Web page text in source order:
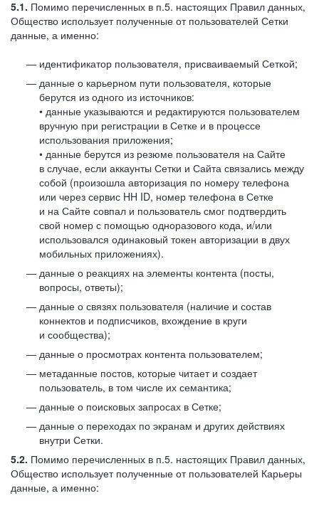
5.1. Помимо перечисленных в п.5. настоящих Правил данных,
Общество использует полученные от пользователей Сетки
данные, а именно:
идентификатор пользователя, присваиваемый Сеткой;
данные о карьерном пути пользователя, которые
берутся из одного из источников:
• данные указываются и редактируются пользователем
вручную при регистрации в Сетке и в процессе
использования приложения;
• данные берутся из резюме пользователя на Сайте
в случае, если аккаунты Сетки и Сайта связались между
собой (произошла авторизация по номеру телефона
или через сервис HH ID, номер телефона в Сетке
и на Сайте совпал и пользователь смог подтвердить
свой номер с помощью одноразового кода, и/или
использовался одинаковый токен авторизации в двух
мобильных приложениях).
данные о реакциях на элементы контента (посты,
вопросы, ответы);
данные о связях пользователя (наличие и состав
коннектов и подписчиков, вхождение в круги
и сообщества);
данные о просмотрах контента пользователем;
метаданные постов, которые читает и создает
пользователь, в том числе их семантика;
данные о поисковых запросах в Сетке;
данные о переходах по экранам и других действиях
внутри Сетки.
5.2. Помимо перечисленных в п.5. настоящих Правил данных,
Общество использует полученные от пользователей Карьеры
данные, а именно: